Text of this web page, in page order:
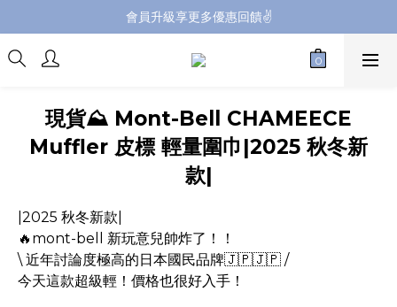
會員升級享更多優惠回饋✌️
會員升級享更多優惠回饋✌️
FB海外連線社團開放加入中📢
會員升級享更多優惠回饋✌️
現貨⛰️ Mont-Bell CHAMEECE
Muffler 皮標 輕量圍巾|2025 秋冬新
款|
|2025 秋冬新款|
🔥mont-bell 新玩意兒帥炸了！！
\ 近年討論度極高的日本國民品牌🇯🇵🇯🇵 /
今天這款超級輕！價格也很好入手！